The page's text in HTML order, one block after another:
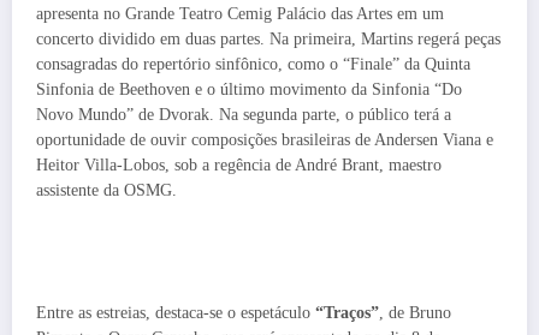
apresenta no Grande Teatro Cemig Palácio das Artes em um
concerto dividido em duas partes. Na primeira, Martins regerá peças
consagradas do repertório sinfônico, como o “Finale” da Quinta
Sinfonia de Beethoven e o último movimento da Sinfonia “Do
Novo Mundo” de Dvorak. Na segunda parte, o público terá a
oportunidade de ouvir composições brasileiras de Andersen Viana e
Heitor Villa-Lobos, sob a regência de André Brant, maestro
assistente da OSMG.
Entre as estreias, destaca-se o espetáculo “Traços” , de Bruno